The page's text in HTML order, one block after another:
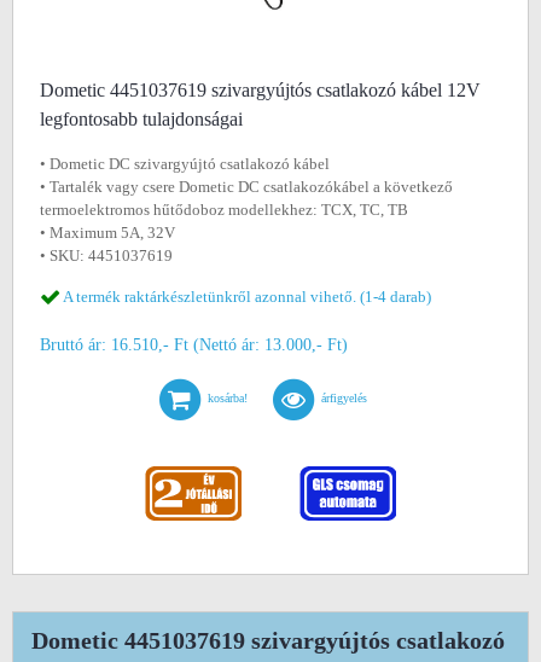
Dometic 4451037619 szivargyújtós csatlakozó kábel 12V
legfontosabb tulajdonságai
• Dometic DC szivargyújtó csatlakozó kábel
• Tartalék vagy csere Dometic DC csatlakozókábel a következő
termoelektromos hűtődoboz modellekhez: TCX, TC, TB
• Maximum 5A, 32V
• SKU: 4451037619
A termék raktárkészletünkről azonnal vihető. (1-4 darab)
Bruttó ár: 16.510,- Ft (Nettó ár: 13.000,- Ft)
kosárba! árfigyelés
Dometic 4451037619 szivargyújtós csatlakozó